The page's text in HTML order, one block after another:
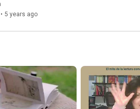
• 5 years ago